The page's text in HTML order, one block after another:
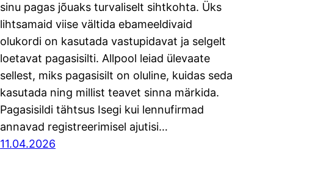
sinu pagas jõuaks turvaliselt sihtkohta. Üks
lihtsamaid viise vältida ebameeldivaid
olukordi on kasutada vastupidavat ja selgelt
loetavat pagasisilti. Allpool leiad ülevaate
sellest, miks pagasisilt on oluline, kuidas seda
kasutada ning millist teavet sinna märkida.
Pagasisildi tähtsus Isegi kui lennufirmad
annavad registreerimisel ajutisi…
11.04.2026